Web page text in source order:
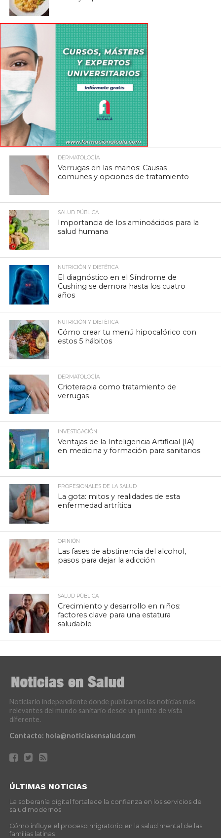
DERMATOLOGÍA
Verrugas en las manos: Causas
comunes y opciones de tratamiento
SALUD PÚBLICA
Importancia de los aminoácidos para la
salud humana
NUTRICIÓN Y DIETÉTICA
El diagnóstico en el Síndrome de
Cushing se demora hasta los cuatro
años
NUTRICIÓN Y DIETÉTICA
Cómo crear tu menú hipocalórico con
estos 5 hábitos
DERMATOLOGÍA
Crioterapia como tratamiento de
verrugas
INVESTIGACIÓN
Ventajas de la Inteligencia Artificial (IA)
en medicina y formación para sanitarios
PROFESIONALES DE LA SALUD
La gota: mitos y realidades de esta
enfermedad artrítica
OPINIÓN
Las fases de abstinencia del alcohol,
pasos para dejar la adicción
SALUD PÚBLICA
Crecimiento y desarrollo en niños:
factores clave para una estatura
saludable
Noticiario independiente donde publicamos las noticias más
relevantes del mundo sanitario desde un punto de vista
diferente.
Contacto: hola@noticiasensalud.com
ÚLTIMAS NOTICIAS
La soberanía digital fortalece la confianza en los servicios de
salud modernos
Cómo influye el proceso migratorio en la salud mental de las
familias latinas